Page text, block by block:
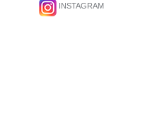
INSTAGRAM